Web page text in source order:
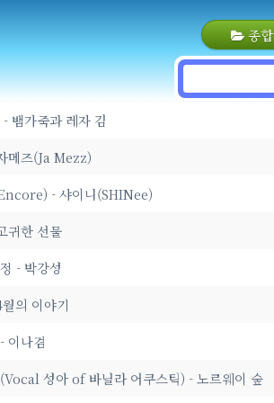
종합
뱀가죽과 레자 김
메즈(Ja Mezz)
- 샤이니(SHINee)
귀한 선물
- 박강성
의 이야기
이나겸
성아 of 바닐라 어쿠스틱) - 노르웨이 숲